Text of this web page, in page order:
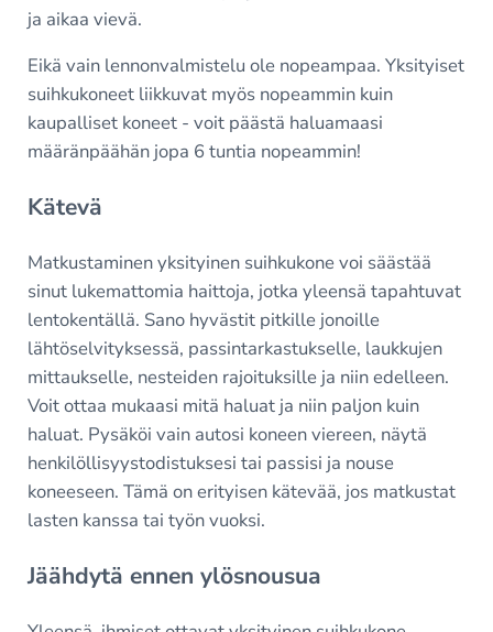
ja aikaa vievä.
Eikä vain lennonvalmistelu ole nopeampaa. Yksityiset
suihkukoneet liikkuvat myös nopeammin kuin
kaupalliset koneet - voit päästä haluamaasi
määränpäähän jopa 6 tuntia nopeammin!
Kätevä
Matkustaminen yksityinen suihkukone voi säästää
sinut lukemattomia haittoja, jotka yleensä tapahtuvat
lentokentällä. Sano hyvästit pitkille jonoille
lähtöselvityksessä, passintarkastukselle, laukkujen
mittaukselle, nesteiden rajoituksille ja niin edelleen.
Voit ottaa mukaasi mitä haluat ja niin paljon kuin
haluat. Pysäköi vain autosi koneen viereen, näytä
henkilöllisyystodistuksesi tai passisi ja nouse
koneeseen. Tämä on erityisen kätevää, jos matkustat
lasten kanssa tai työn vuoksi.
Jäähdytä ennen ylösnousua